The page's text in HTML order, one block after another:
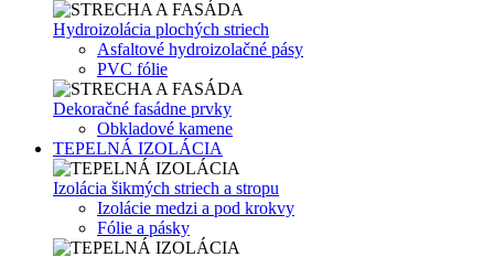
Hydroizolácia plochých striech
Asfaltové hydroizolačné pásy
PVC fólie
Dekoračné fasádne prvky
Obkladové kamene
TEPELNÁ IZOLÁCIA
Izolácia šikmých striech a stropu
Izolácie medzi a pod krokvy
Fólie a pásky